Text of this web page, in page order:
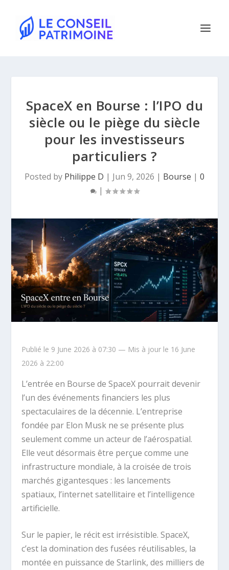
SpaceX en Bourse : l’IPO du
siècle ou le piège du siècle
pour les investisseurs
particuliers ?
Posted by Philippe D | Jun 9, 2026 | Bourse | 0
|
Publié le 9 June 2026 à 07:30 — Mis à jour le 16 June
2026 à 22:00
L’entrée en Bourse de SpaceX pourrait devenir
l’un des événements financiers les plus
spectaculaires de la décennie. L’entreprise
fondée par Elon Musk ne se présente plus
seulement comme un acteur de l’aérospatial.
Elle veut désormais être perçue comme une
infrastructure mondiale, à la croisée de trois
marchés gigantesques : les lancements
spatiaux, l’internet satellitaire et l’intelligence
artificielle.
Sur le papier, le récit est irrésistible. SpaceX,
c’est la domination des fusées réutilisables, la
montée en puissance de Starlink, des milliers de